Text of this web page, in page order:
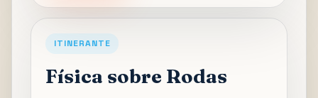
ITINERANTE
Física sobre Rodas